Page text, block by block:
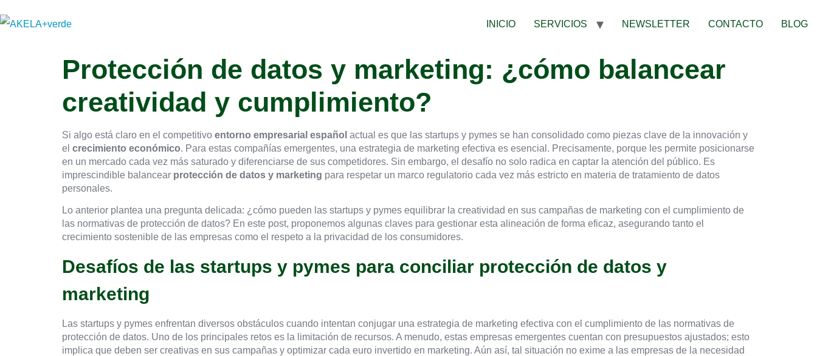
INICIO SERVICIOS NEWSLETTER CONTACTO BLOG
Protección de datos y marketing: ¿cómo balancear
creatividad y cumplimiento?
Si algo está claro en el competitivo entorno empresarial español actual es que las startups y pymes se han consolidado como piezas clave de la innovación y
el crecimiento económico. Para estas compañías emergentes, una estrategia de marketing efectiva es esencial. Precisamente, porque les permite posicionarse
en un mercado cada vez más saturado y diferenciarse de sus competidores. Sin embargo, el desafío no solo radica en captar la atención del público. Es
imprescindible balancear protección de datos y marketing para respetar un marco regulatorio cada vez más estricto en materia de tratamiento de datos
personales.
Lo anterior plantea una pregunta delicada: ¿cómo pueden las startups y pymes equilibrar la creatividad en sus campañas de marketing con el cumplimiento de
las normativas de protección de datos? En este post, proponemos algunas claves para gestionar esta alineación de forma eficaz, asegurando tanto el
crecimiento sostenible de las empresas como el respeto a la privacidad de los consumidores.
Desafíos de las startups y pymes para conciliar protección de datos y
marketing
Las startups y pymes enfrentan diversos obstáculos cuando intentan conjugar una estrategia de marketing efectiva con el cumplimiento de las normativas de
protección de datos. Uno de los principales retos es la limitación de recursos. A menudo, estas empresas emergentes cuentan con presupuestos ajustados; esto
implica que deben ser creativas en sus campañas y optimizar cada euro invertido en marketing. Aún así, tal situación no exime a las empresas de la necesidad